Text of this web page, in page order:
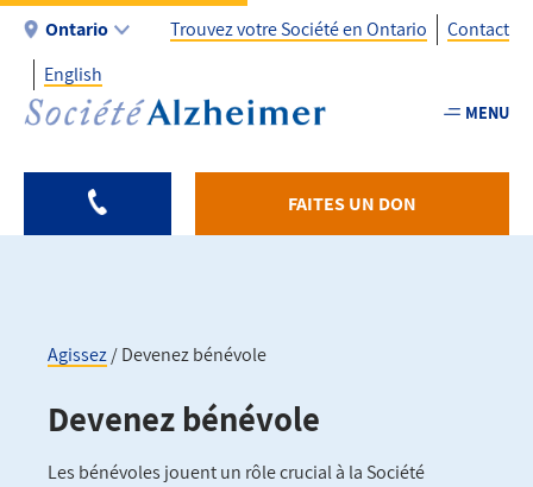
Aller
contenu
principal
Ontario
Utility
-
Fr
ON
Trouvez votre Société en Ontario
Contact
English
MENU
FAITES UN DON
Fil
d'Ariane
Agissez Devenez bénévole
Devenez bénévole
Les bénévoles jouent un rôle crucial à la Société